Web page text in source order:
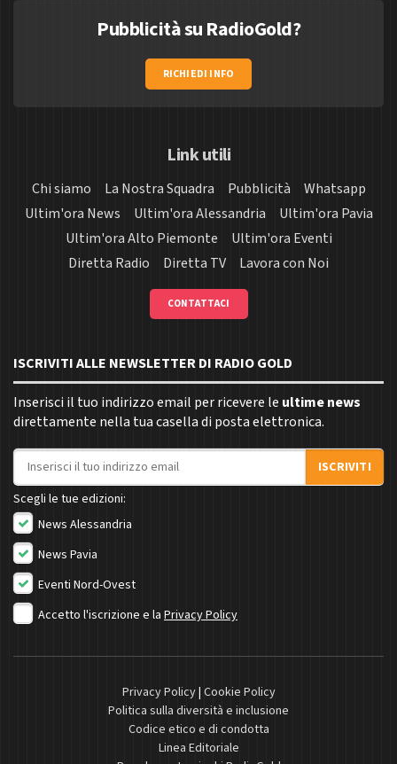
Pubblicità su RadioGold?
RICHIEDI INFO
Link utili
Chi siamo La Nostra Squadra Pubblicità
Whatsapp
Ultim'ora News
Ultim'ora Alessandria
Ultim'ora Pavia
Ultim'ora Alto Piemonte
Ultim'ora Eventi
Diretta Radio
Diretta TV Lavora con Noi
CONTATTACI
ISCRIVITI ALLE NEWSLETTER DI RADIO GOLD
Inserisci il tuo indirizzo email per ricevere le ultime news
direttamente nella tua casella di posta elettronica.
Indirizzo email
ISCRIVITI
Scegli le tue edizioni:
News Alessandria
News Pavia
Eventi Nord-Ovest
Accetto l'iscrizione e la Privacy Policy
Privacy Policy| Cookie Policy
Politica sulla diversità e inclusione
Codice etico e di condotta
Linea Editoriale